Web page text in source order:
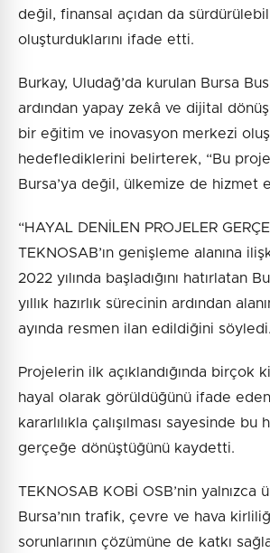
değil, finansal açıdan da
oluşturduklarını ifade etti.
Burkay, Uludağ’da kurulan Bursa
ardından yapay zekâ ve dijital
bir eğitim ve inovasyon merkezi
hedeflediklerini belirterek, “Bu
Bursa’ya değil, ülkemize de hizmet
“HAYAL DENİLEN PROJELER
TEKNOSAB’ın genişleme alanına
2022 yılında başladığını hatırlatan
yıllık hazırlık sürecinin ardından
ayında resmen ilan edildiğini söyledi.
Projelerin ilk açıklandığında birçok
hayal olarak görüldüğünü ifade
kararlılıkla çalışılması sayesinde bu
gerçeğe dönüştüğünü kaydetti.
TEKNOSAB KOBİ OSB’nin yalnızca
Bursa’nın trafik, çevre ve hava
sorunlarının çözümüne de katkı